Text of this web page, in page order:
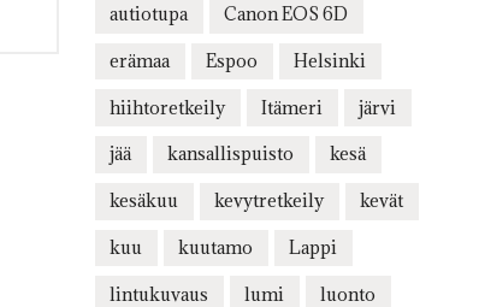
autiotupa Canon EOS 6D
erämaa Espoo Helsinki
hiihtoretkeily Itämeri järvi
jää kansallispuisto kesä
kesäkuu kevytretkeily kevät
kuu kuutamo Lappi
lintukuvaus lumi luonto